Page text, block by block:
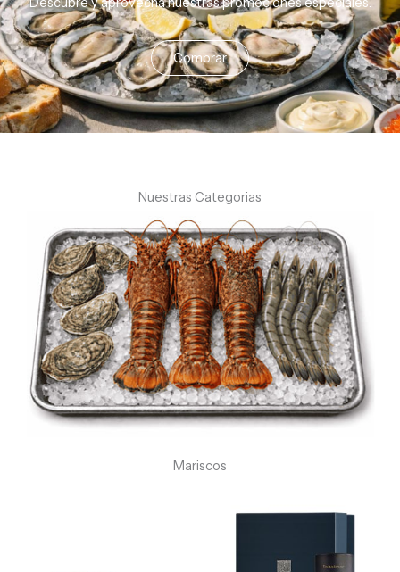
Comprar
Nuestras Categorias
Mariscos